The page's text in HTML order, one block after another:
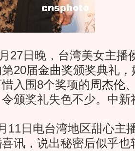
日晚，台湾美女主播
20届金曲奖颁奖典礼，
入围8个奖项的周杰伦
颁奖礼失色不少。中新
日电台湾地区甜心主
讯，说出秘密后似乎也